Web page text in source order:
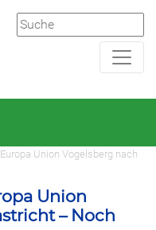
Union Vogelsberg nach
Union
– Noch